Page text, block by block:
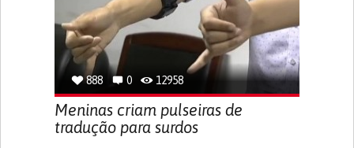
888 0 12958
Meninas criam pulseiras de
tradução para surdos